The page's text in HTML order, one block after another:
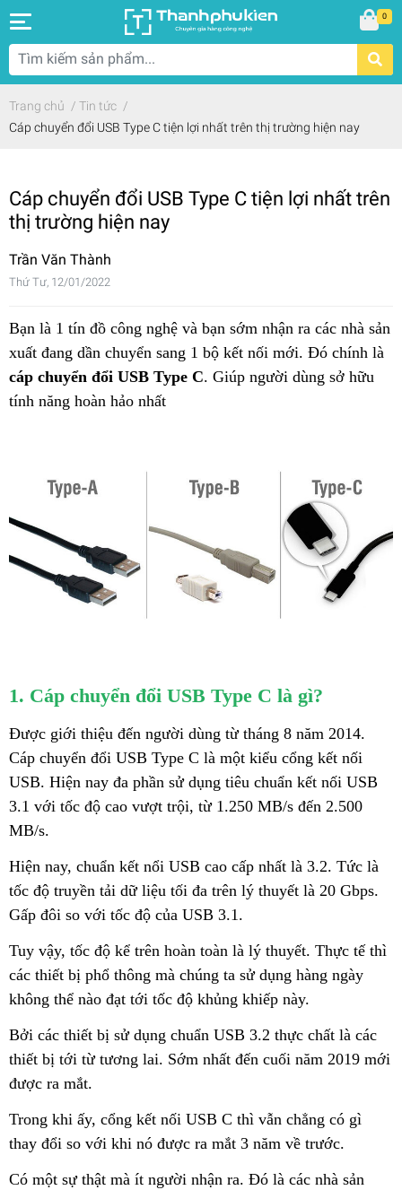
0
Trang chủ / Tin tức /
Cáp chuyển đổi USB Type C tiện lợi nhất trên thị trường hiện nay
Cáp chuyển đổi USB Type C tiện lợi nhất trên
thị trường hiện nay
Trần Văn Thành
Thứ Tư, 12/01/2022
Bạn là 1 tín đồ công nghệ và bạn sớm nhận ra các nhà sản
xuất đang dần chuyển sang 1 bộ kết nối mới. Đó chính là
cáp chuyển đổi USB Type C. Giúp người dùng sở hữu
tính năng hoàn hảo nhất
1. Cáp chuyển đổi USB Type C là gì?
Được giới thiệu đến người dùng từ tháng 8 năm 2014.
Cáp chuyển đổi USB Type C là một kiểu cổng kết nối
USB. Hiện nay đa phần sử dụng tiêu chuẩn kết nối USB
3.1 với tốc độ cao vượt trội, từ 1.250 MB/s đến 2.500
MB/s.
Hiện nay, chuẩn kết nổi USB cao cấp nhất là 3.2. Tức là
tốc độ truyền tải dữ liệu tối đa trên lý thuyết là 20 Gbps.
Gấp đôi so với tốc độ của USB 3.1.
Tuy vậy, tốc độ kể trên hoàn toàn là lý thuyết. Thực tế thì
các thiết bị phổ thông mà chúng ta sử dụng hàng ngày
không thể nào đạt tới tốc độ khủng khiếp này.
Bởi các thiết bị sử dụng chuẩn USB 3.2 thực chất là các
thiết bị tới từ tương lai. Sớm nhất đến cuối năm 2019 mới
được ra mắt.
Trong khi ấy, cổng kết nối USB C thì vẫn chẳng có gì
thay đổi so với khi nó được ra mắt 3 năm về trước.
Có một sự thật mà ít người nhận ra. Đó là các nhà sản